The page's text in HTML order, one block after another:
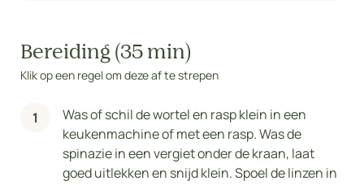
Bereiding (35 min)
Klik op een regel om deze af te strepen
Was of schil de wortel en rasp klein in een
keukenmachine of met een rasp. Was de
spinazie in een vergiet onder de kraan, laat
goed uitlekken en snijd klein. Spoel de linzen in